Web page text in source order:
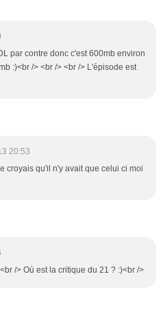
par contre donc c'est 600mb environ
:)<br /> <br /> <br /> L'épisode est
20:53
croyais qu'il n'y avait que celui ci moi
/> Où est la critique du 21 ? :)<br />